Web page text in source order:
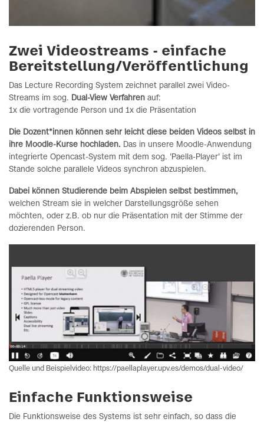
Zwei Videostreams - einfache
Bereitstellung/Veröffentlichung
Das Lecture Recording System zeichnet parallel zwei Video-
Streams im sog. Dual-View Verfahren auf:
1x die vortragende Person und 1x die Präsentation
Die Dozent*innen können sehr leicht diese beiden Videos selbst in
ihre Moodle-Kurse hochladen. Das in unsere Moodle-Anwendung
integrierte Opencast-System mit dem sog. 'Paella-Player' ist im
Stande solche parallele Videos synchron abzuspielen.
Dabei können Studierende beim Abspielen selbst bestimmen,
welchen Stream sie in welcher Darstellungsgröße sehen
möchten, oder z.B. ob nur die Präsentation mit der Stimme der
dozierenden Person.
Quelle und Beispielvideo: https://paellaplayer.upv.es/demos/dual-video/
Einfache Funktionsweise
Die Funktionsweise des Systems ist sehr einfach, so dass die